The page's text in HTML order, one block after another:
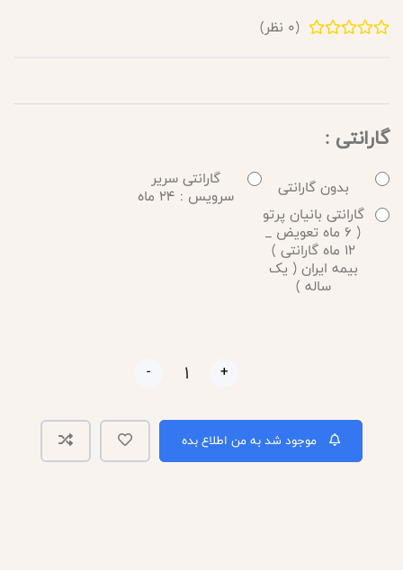
(
0 نظر)
گارانتی :
بدون گارانتی گارانتی سریر
سرویس : 24 ماه
گارانتی بانیان پرتو
( 6 ماه تعویض _
12 ماه گارانتی )
بیمه ایران ( یک
ساله )
- +
موجود شد به من اطلاع بده